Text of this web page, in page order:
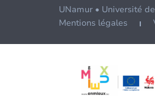
UNamur • Université
Mentions légales